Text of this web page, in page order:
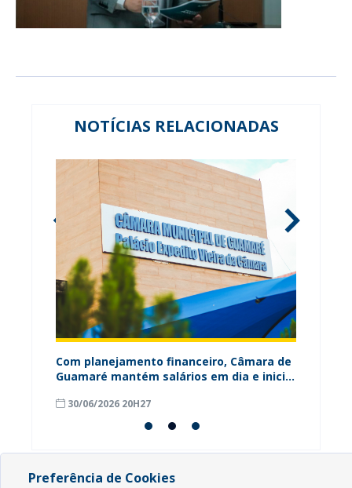
NOTÍCIAS RELACIONADAS
Com planejamento financeiro, Câmara de
Guamaré mantém salários em dia e inicia
30/06/2026 20H27
Preferência de Cookies